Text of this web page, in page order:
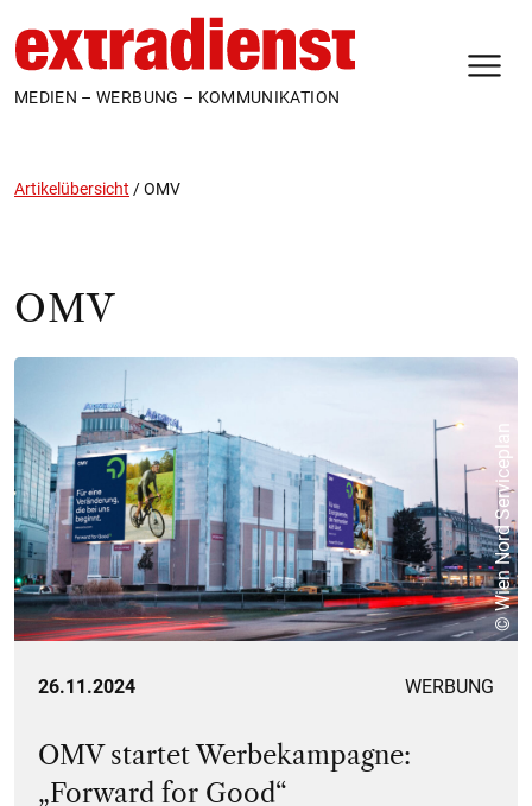
MEDIEN – WERBUNG – KOMMUNIKATION
Artikelübersicht /OMV
OMV
© Wien Nord Serviceplan
26.11.2024 WERBUNG
OMV startet Werbekampagne:
„Forward for Good“